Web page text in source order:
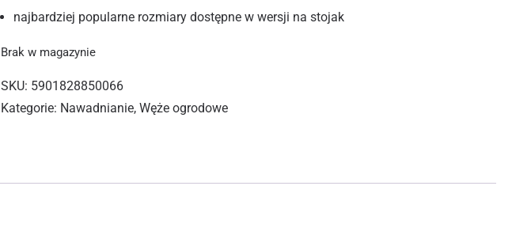
najbardziej popularne rozmiary dostępne w wersji na stojak
Brak w magazynie
SKU: 5901828850066
Kategorie: Nawadnianie,Węże ogrodowe